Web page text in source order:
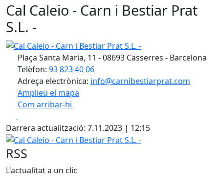
Cal Caleio - Carn i Bestiar Prat
S.L. -
Cal Caleio - Carn i Bestiar Prat S.L. -
Plaça Santa Maria, 11 - 08693 Casserres - Barcelona
Telèfon: 93 823 40 06
Adreça electrònica: info@carnibestiarprat.com
Amplieu el mapa
Com arribar-hi
+
−
Darrera actualització: 7.11.2023 | 12:15
Cal Caleio - Carn i Bestiar Prat S.L. -
RSS
L'actualitat a un clic